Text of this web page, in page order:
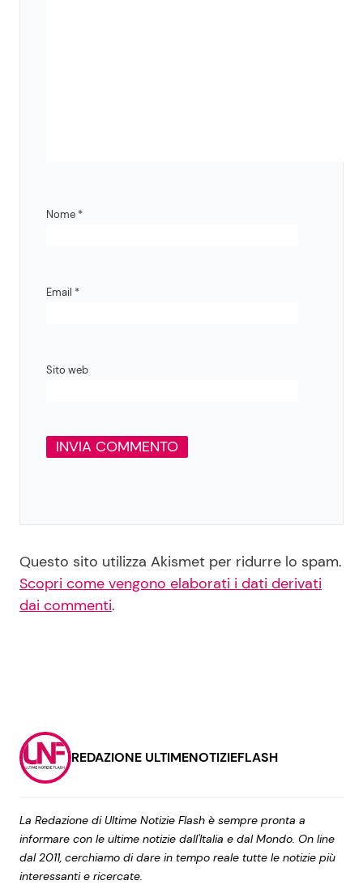
Nome *
Email *
Sito web
Questo sito utilizza Akismet per ridurre lo spam.
Scopri come vengono elaborati i dati derivati
dai commenti.
REDAZIONE ULTIMENOTIZIEFLASH
La Redazione di Ultime Notizie Flash è sempre pronta a
informare con le ultime notizie dall'Italia e dal Mondo. On line
dal 2011, cerchiamo di dare in tempo reale tutte le notizie più
interessanti e ricercate.